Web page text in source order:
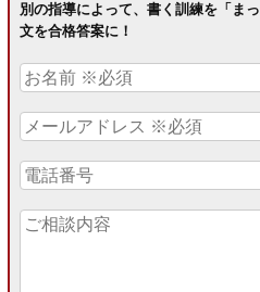
別の指導によって、書く訓練を「ま
文を合格答案に！